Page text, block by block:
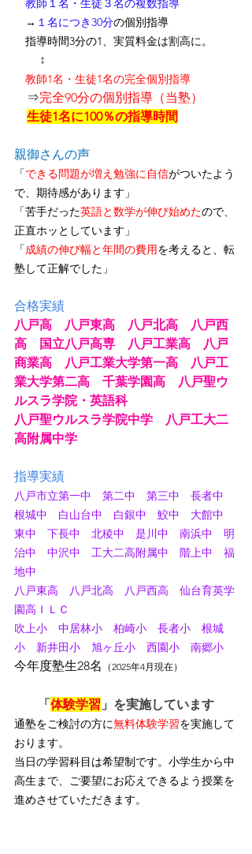
教師１名・生徒３名の複数指導
→ １名につき30分の個別指導
指導時間3分の1、 実質料金は割高に。
↕
教師1名・生徒1名の完全個別指導
⇒完全90分の個別指導（当塾）
生徒1名に100％の指導時間
親御さんの声
「できる問題が増え勉強に自信がついたよう
で、期待感があります」
「苦手だった英語と数学が伸び始めたので、
正直ホッとしています」
「成績の伸び幅と年間の費用を考えると、転
塾して正解でした」
合格実績
八戸高　八戸東高　八戸北高　八戸西
高　国立八戸高専　八戸工業高　八戸
商業高　八戸工業大学第一高　八戸工
業大学第二高　千葉学園高　八戸聖ウ
ルスラ学院・英語科
八戸聖ウルスラ学院中学　八戸工大二
高附属中学
指導実績
八戸市立第一中　第二中　第三中　長者中
根城中　白山台中　白銀中　鮫中　大館中
東中　下長中　北稜中　是川中　南浜中　明
治中　中沢中　工大二高附属中　階上中　福
地中
八戸東高　八戸北高　八戸西高　仙台育英学
園高ＩＬＣ
吹上小　中居林小　柏崎小　長者小　根城
小　新井田小　旭ヶ丘小　西園小　南郷小
今年度塾生28名 （2025年4月現在）
「 体験学習 」を実施しています
通塾をご検討の方に無料体験学習を実施して
おります。
当日の学習科目は希望制です。小学生から中
高生まで、ご要望にお応えできるよう授業を
進めさせていただきます。